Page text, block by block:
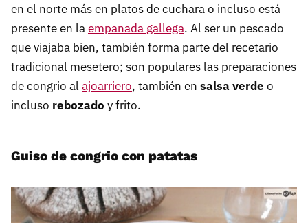
en el norte más en platos de cuchara o incluso está
presente en laempanada gallega. Al ser un pescado
que viajaba bien, también forma parte del recetario
tradicional mesetero; son populares las preparaciones
de congrio al ajoarriero, también en salsa verde o
incluso rebozado y frito.
Guiso de congrio con patatas